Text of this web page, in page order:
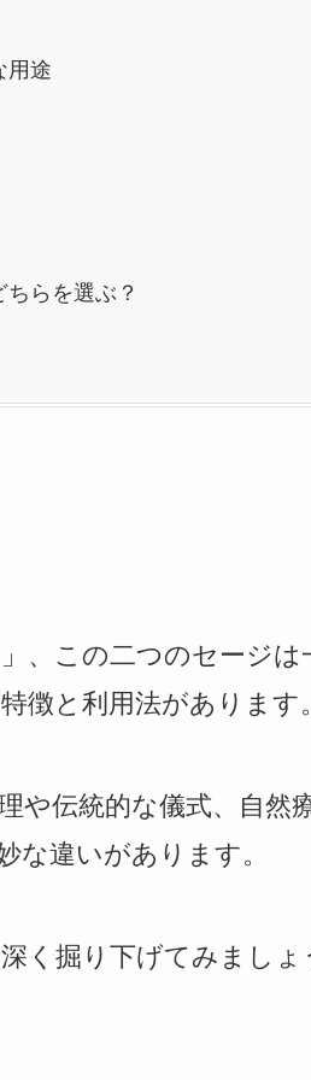
用途
らを選ぶ？
、この二つのセージは
徴と利用法があります。
や伝統的な儀式、自然
な違いがあります。
く掘り下げてみましょ